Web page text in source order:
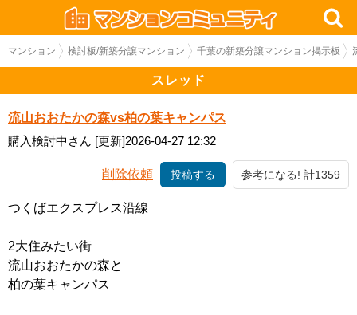
マンション 検討板/新築分譲マンション 千葉の新築分譲マンション掲示板
スレッド
流山おおたかの森vs柏の葉キャンパス
購入検討中さん [更新]2026-04-27 12:32
削除依頼 投稿する 参考になる! 計1359
つくばエクスプレス沿線
2大住みたい街
流山おおたかの森と
柏の葉キャンパス